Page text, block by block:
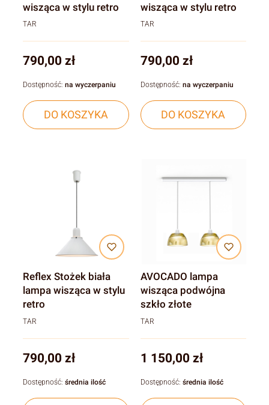
wisząca w stylu retro
TAR
Cena
790,00 zł
DO KOSZYKA
Dostępność: na wyczerpaniu
wisząca w stylu retro
TAR
Cena
790,00 zł
DO KOSZYKA
Dostępność: na wyczerpaniu
Reflex Stożek biała
lampa wisząca w stylu
retro
TAR
Cena
790,00 zł
Dostępność: średnia ilość
AVOCADO lampa
wisząca podwójna
szkło złote
TAR
Cena
1 150,00 zł
Dostępność: średnia ilość